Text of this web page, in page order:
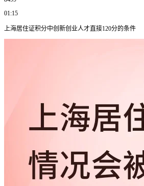
01:15
上海居住证积分中创新创业人才直接120分的条件